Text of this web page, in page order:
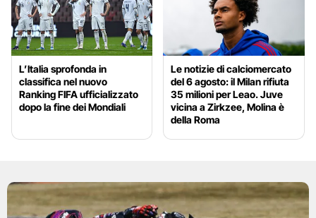
L’Italia sprofonda in
classifica nel nuovo
Ranking FIFA ufficializzato
dopo la fine dei Mondiali
Le notizie di calciomercato
del 6 agosto: il Milan rifiuta
35 milioni per Leao. Juve
vicina a Zirkzee, Molina è
della Roma